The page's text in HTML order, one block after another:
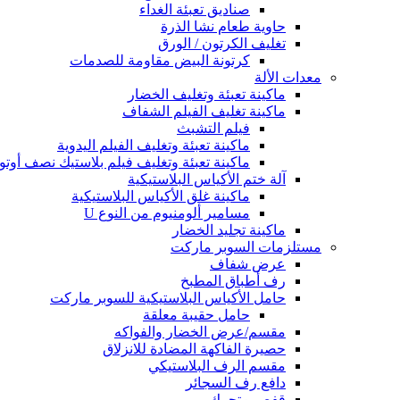
صناديق تعبئة الغداء
حاوية طعام نشا الذرة
تغليف الكرتون / الورق
كرتونة البيض مقاومة للصدمات
معدات الألة
ماكينة تعبئة وتغليف الخضار
ماكينة تغليف الفيلم الشفاف
فيلم التشبث
ماكينة تعبئة وتغليف الفيلم اليدوية
ماكينة تعبئة وتغليف فيلم بلاستيك نصف
آلة ختم الأكياس البلاستيكية
ماكينة غلق الأكياس البلاستيكية
مسامير ألومنيوم من النوع U
ماكينة تجليد الخضار
مستلزمات السوبر ماركت
عرض شفاف
رف أطباق المطبخ
حامل الأكياس البلاستيكية للسوبر ماركت
حامل حقيبة معلقة
مقسم/عرض الخضار والفواكه
حصيرة الفاكهة المضادة للانزلاق
مقسم الرف البلاستيكي
دافع رف السجائر